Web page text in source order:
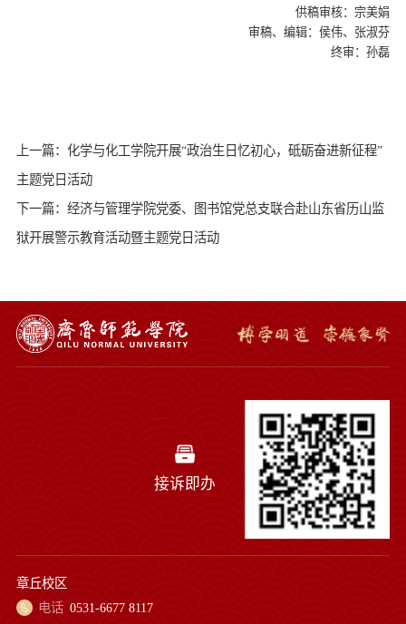
供稿审核：宗美娟
审稿、编辑：侯伟、张淑芬
终审：孙磊
上一篇：化学与化工学院开展“政治生日忆初心，砥砺奋进新征程”
主题党日活动
下一篇：经济与管理学院党委、图书馆党总支联合赴山东省历山监
狱开展警示教育活动暨主题党日活动
接诉即办
章丘校区
电话 0531-6677 8117